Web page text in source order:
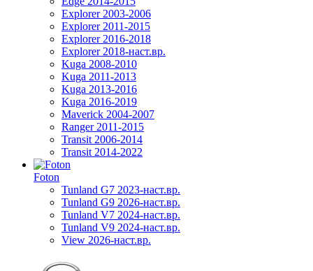
Explorer 2003-2006
Explorer 2011-2015
Explorer 2016-2018
Explorer 2018-наст.вр.
Kuga 2008-2010
Kuga 2011-2013
Kuga 2013-2016
Kuga 2016-2019
Maverick 2004-2007
Ranger 2011-2015
Transit 2006-2014
Transit 2014-2022
Foton
Tunland G7 2023-наст.вр.
Tunland G9 2026-наст.вр.
Tunland V7 2024-наст.вр.
Tunland V9 2024-наст.вр.
View 2026-наст.вр.